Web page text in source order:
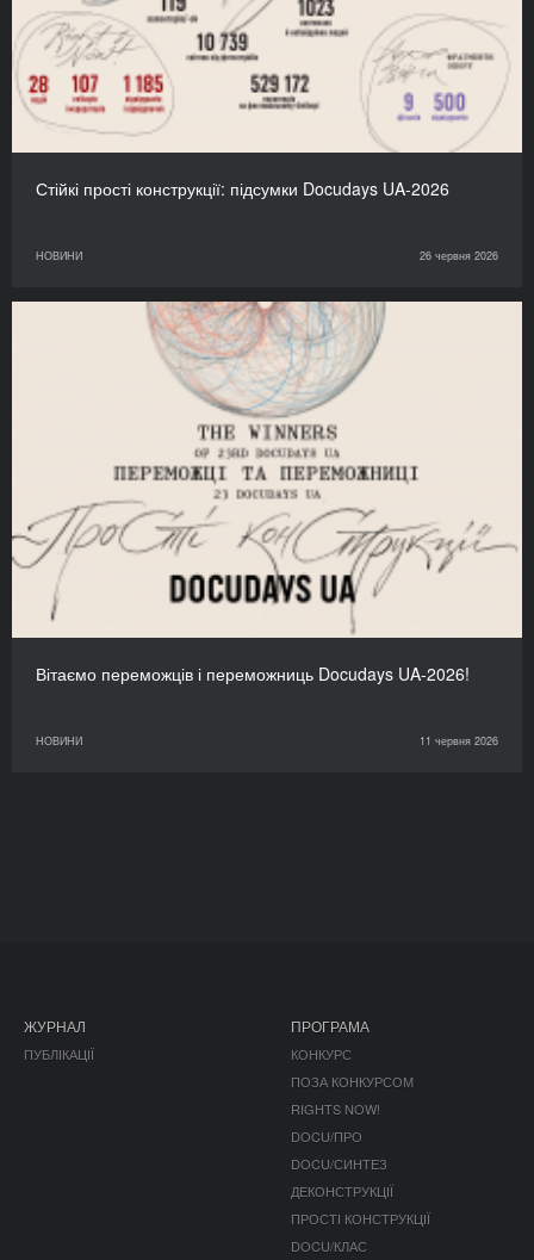
Стійкі прості конструкції: підсумки Docudays UA-2026
НОВИНИ 26 червня 2026
Вітаємо переможців і переможниць Docudays UA-2026!
НОВИНИ 11 червня 2026
ЖУРНАЛ
ПУБЛІКАЦІЇ
ПРОГРАМА
КОНКУРС
ПОЗА КОНКУРСОМ
RIGHTS NOW!
DOCU/ПРО
DOCU/СИНТЕЗ
ДЕКОНСТРУКЦІЇ
ПРОСТІ КОНСТРУКЦІЇ
DOCU/КЛАС